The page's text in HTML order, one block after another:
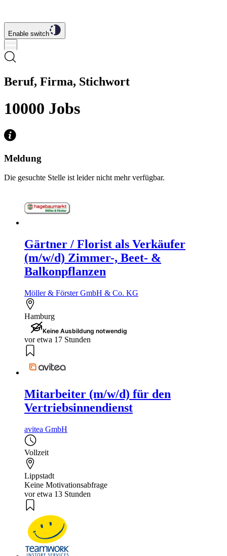
Enable switch
Beruf, Firma, Stichwort
10000 Jobs
Meldung
Die gesuchte Stelle ist leider nicht mehr verfügbar.
Gärtner / Florist als Verkäufer
(m/w/d) Zimmer-, Beet- &
Balkonpflanzen
Möller & Förster GmbH & Co. KG
Hamburg
Keine Ausbildung notwendig
vor etwa 17 Stunden
Mitarbeiter (m/w/d) für den
Vertriebsinnendienst
avitea GmbH
Vollzeit
Lippstadt
Keine Motivationsabfrage
vor etwa 13 Stunden